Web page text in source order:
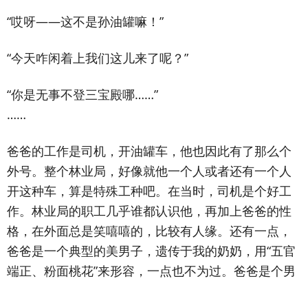
“哎呀——这不是孙油罐嘛！”
“今天咋闲着上我们这儿来了呢？”
“你是无事不登三宝殿哪……”
……
爸爸的工作是司机，开油罐车，他也因此有了那么个
外号。整个林业局，好像就他一个人或者还有一个人
开这种车，算是特殊工种吧。在当时，司机是个好工
作。林业局的职工几乎谁都认识他，再加上爸爸的性
格，在外面总是笑嘻嘻的，比较有人缘。还有一点，
爸爸是一个典型的美男子，遗传于我的奶奶，用“五官
端正、粉面桃花”来形容，一点也不为过。爸爸是个男